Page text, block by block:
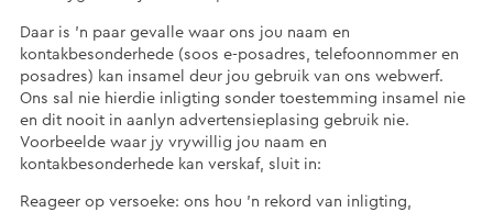
Daar is ’n paar gevalle waar ons jou naam en
kontakbesonderhede (soos e-posadres, telefoonnommer en
posadres) kan insamel deur jou gebruik van ons webwerf.
Ons sal nie hierdie inligting sonder toestemming insamel nie
en dit nooit in aanlyn advertensieplasing gebruik nie.
Voorbeelde waar jy vrywillig jou naam en
kontakbesonderhede kan verskaf, sluit in:
Reageer op versoeke: ons hou ’n rekord van inligting,